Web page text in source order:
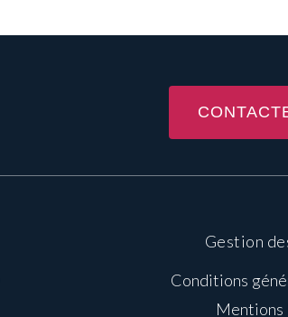
Gestion
Conditions
Mentions